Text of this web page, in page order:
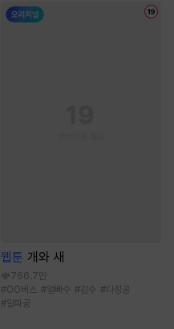
웹툰 개와 새
766.7만
#OO버스 #얼빠수 #강수 #다정공
#알파공